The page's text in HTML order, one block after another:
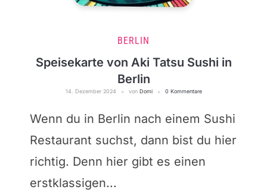
BERLIN
Speisekarte von Aki Tatsu Sushi in
Berlin
14. Dezember 2024 von Domi 0 Kommentare
Wenn du in Berlin nach einem Sushi
Restaurant suchst, dann bist du hier
richtig. Denn hier gibt es einen
erstklassigen...